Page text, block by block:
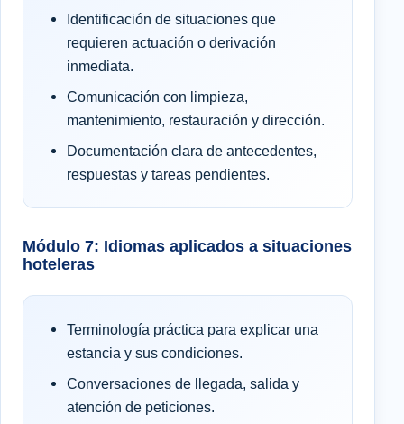
Identificación de situaciones que
requieren actuación o derivación
inmediata.
Comunicación con limpieza,
mantenimiento, restauración y dirección.
Documentación clara de antecedentes,
respuestas y tareas pendientes.
Módulo 7: Idiomas aplicados a situaciones
hoteleras
Terminología práctica para explicar una
estancia y sus condiciones.
Conversaciones de llegada, salida y
atención de peticiones.